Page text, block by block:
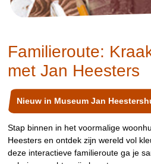
Familieroute:
met Jan Heesters
Nieuw in Museum Jan
Stap binnen in het voormalige
Heesters en ontdek zijn wereld vol
deze interactieve familieroute ga je